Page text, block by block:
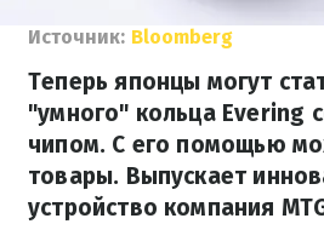
Источник: Bloomberg
Теперь японцы могут
"умного" кольца Evering
чипом. С его помощью
товары. Выпускает
устройство компания